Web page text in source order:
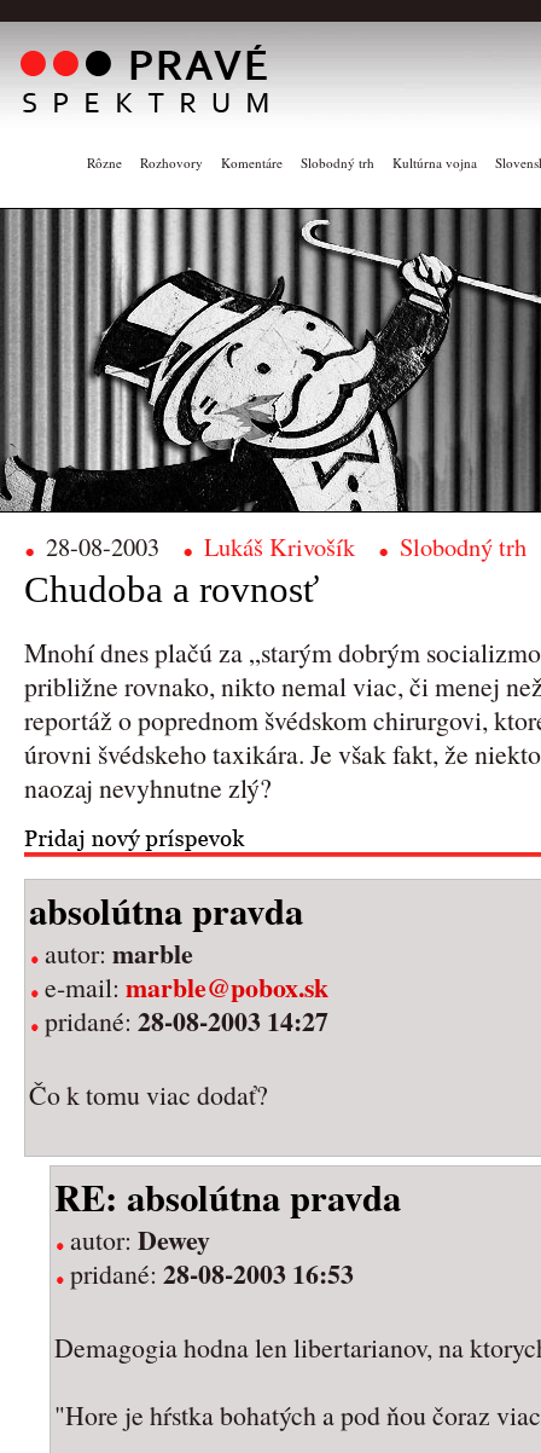
Rôzne Rozhovory Komentáre Slobodný trh Kultúrna vojna
28-08-2003 Lukáš Krivošík Slobodný trh
Chudoba a rovnosť
Mnohí dnes plačú za „starým dobrým
približne rovnako, nikto nemal viac, či menej
reportáž o poprednom švédskom chirurgovi,
úrovni švédskeho taxikára. Je však fakt, že
naozaj nevyhnutne zlý?
absolútna pravda
autor: marble
e-mail: marble@pobox.sk
pridané: 28-08-2003 14:27
Čo k tomu viac dodať?
RE: absolútna pravda
autor: Dewey
pridané: 28-08-2003 16:53
Demagogia hodna len libertarianov, na
"Hore je hŕstka bohatých a pod ňou čoraz